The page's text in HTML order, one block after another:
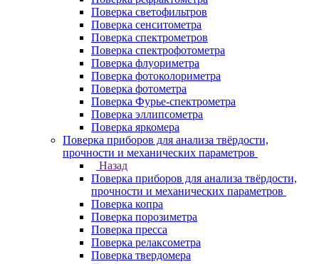
Поверка светофильтров
Поверка сенситометра
Поверка спектрометров
Поверка спектрофотометра
Поверка флуориметра
Поверка фотоколориметра
Поверка фотометра
Поверка Фурье-спектрометра
Поверка эллипсометра
Поверка яркомера
Поверка приборов для анализа твёрдости,
прочности и механических параметров
Назад
Поверка приборов для анализа твёрдости,
прочности и механических параметров
Поверка копра
Поверка порозиметра
Поверка пресса
Поверка релаксометра
Поверка твердомера